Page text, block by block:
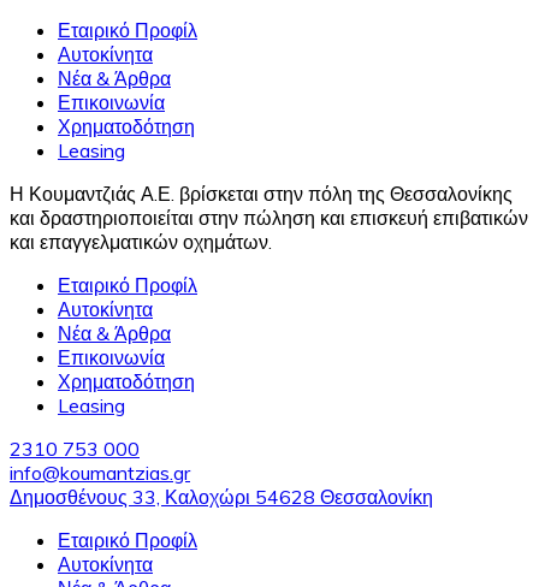
Εταιρικό Προφίλ
Αυτοκίνητα
Νέα & Άρθρα
Επικοινωνία
Χρηματοδότηση
Leasing
Η Κουμαντζιάς Α.Ε. βρίσκεται στην πόλη της Θεσσαλονίκης
και δραστηριοποιείται στην πώληση και επισκευή επιβατικών
και επαγγελματικών οχημάτων.
Εταιρικό Προφίλ
Αυτοκίνητα
Νέα & Άρθρα
Επικοινωνία
Χρηματοδότηση
Leasing
2310 753 000
info@koumantzias.gr
Δημοσθένους 33, Καλοχώρι 54628 Θεσσαλονίκη
Εταιρικό Προφίλ
Αυτοκίνητα